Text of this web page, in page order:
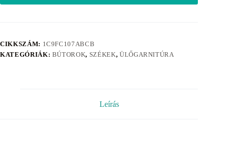
CIKKSZÁM: 1C9FC107ABCB
KATEGÓRIÁK: BÚTOROK, SZÉKEK, ÜLŐGARNITÚRA
Leírás